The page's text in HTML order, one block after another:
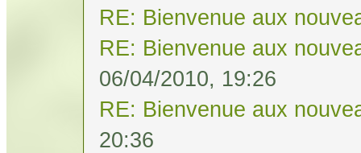
RE: Bienvenue aux
RE: Bienvenue aux
06/04/2010, 19:26
RE: Bienvenue aux
20:36